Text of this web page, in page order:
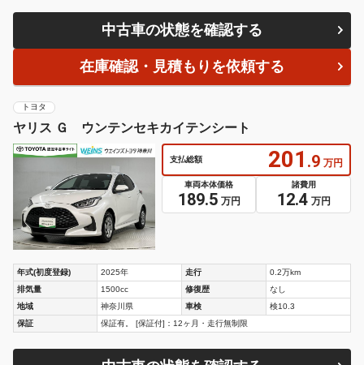
中古車の状態を確認する
在庫確認・見積もりを依頼する
トヨタ
ヤリス Ｇ ウンテンセキカイテンシート
支払総額 201 .9 万円
車両本体価格
189.5 万円
諸費用
12.4 万円
年式(初度登録) 2025年 走行
0.2万km
排気量
1500cc 修復歴
なし
地域
神奈川県 車検
検10.3
保証
保証有。 [保証付]：12ヶ月・走行無制限